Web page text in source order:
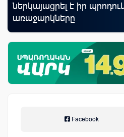
ներկայացրել է իր
առաջարկները
Facebook